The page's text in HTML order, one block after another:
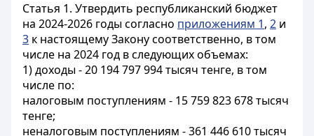
Статья 1. Утвердить республиканский бюджет
на 2024-2026 годы согласно приложениям 1, 2 и
3 к настоящему Закону соответственно, в том
числе на 2024 год в следующих объемах:
1) доходы - 20 194 797 994 тысяч тенге, в том
числе по:
налоговым поступлениям - 15 759 823 678 тысяч
тенге;
неналоговым поступлениям - 361 446 610 тысяч